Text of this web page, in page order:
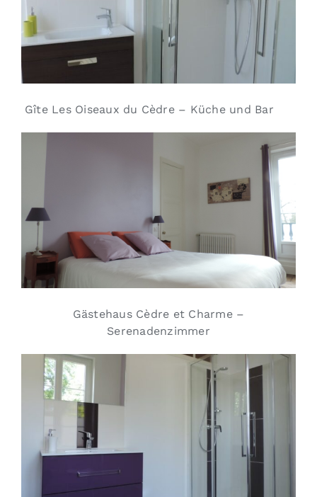
Gîte Les Oiseaux du Cèdre – Küche und Bar
Gästehaus Cèdre et Charme –
Serenadenzimmer